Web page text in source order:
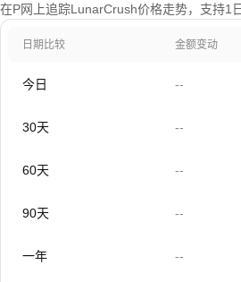
在P网上追踪LunarCrush价格走势，支持1
日期比较 金额变动
今日 --
30天 --
60天 --
90天 --
一年 --